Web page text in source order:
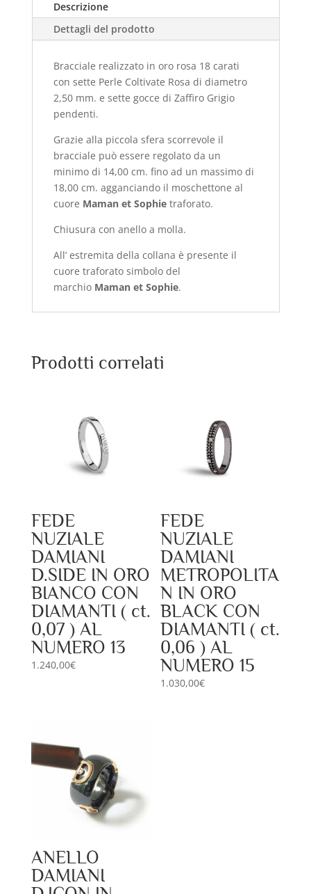
Descrizione
Dettagli del prodotto
Bracciale realizzato in oro rosa 18 carati
con sette Perle Coltivate Rosa di diametro
2,50 mm. e sette gocce di Zaffiro Grigio
pendenti.
Grazie alla piccola sfera scorrevole il
bracciale può essere regolato da un
minimo di 14,00 cm. fino ad un massimo di
18,00 cm. agganciando il moschettone al
cuore Maman et Sophietraforato.
Chiusura con anello a molla.
All’ estremita della collana è presente il
cuore traforato simbolo del
marchio Maman et Sophie.
Prodotti correlati
FEDE
NUZIALE
DAMIANI
D.SIDE IN ORO
BIANCO CON
DIAMANTI ( ct.
0,07 ) AL
NUMERO 13
1.240,00€
FEDE
NUZIALE
DAMIANI
METROPOLITA
N IN ORO
BLACK CON
DIAMANTI ( ct.
0,06 ) AL
NUMERO 15
1.030,00€
ANELLO
DAMIANI